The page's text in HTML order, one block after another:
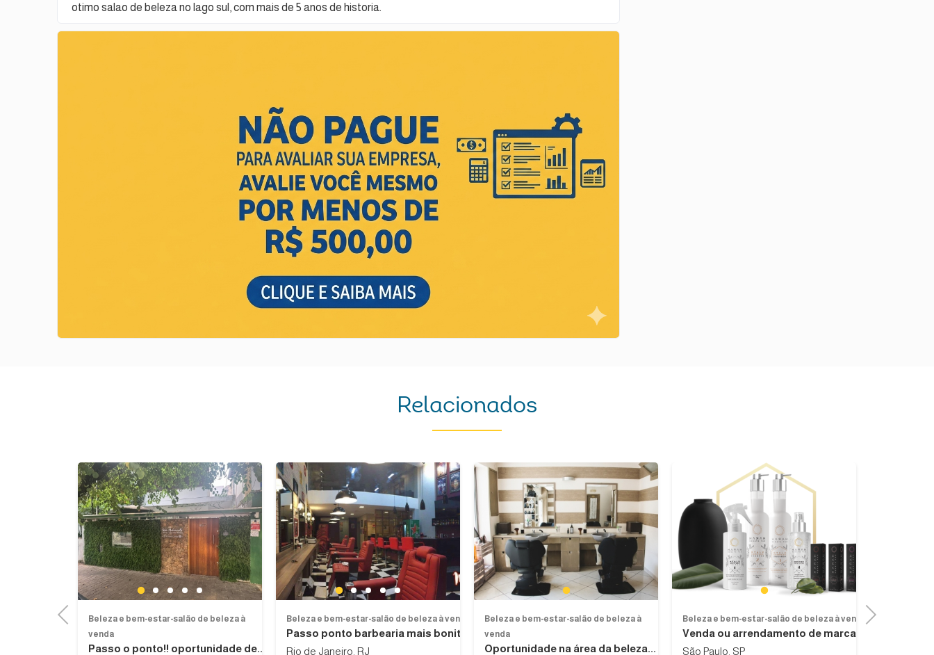
otimo salao de beleza no lago sul, com mais de 5 anos de historia.
Relacionados
Previous
Next
Previous Next
1 2 3 4 5
Beleza e bem-estar-salão de beleza à
venda
Passo o ponto!! oportunidade de...
Previous Next
1 2 3 4 5
Beleza e bem-estar-salão de beleza à venda
Passo ponto barbearia mais bonita...
Rio de Janeiro, RJ
1
Beleza e bem-estar-salão de beleza à
venda
Oportunidade na área da beleza...
1
Beleza e bem-estar-salão de beleza à venda
Venda ou arrendamento de marca de...
São Paulo, SP
Next